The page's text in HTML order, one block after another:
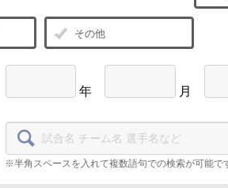
その他
年 月
※半角スペースを入れて複数語句での検索が可能で